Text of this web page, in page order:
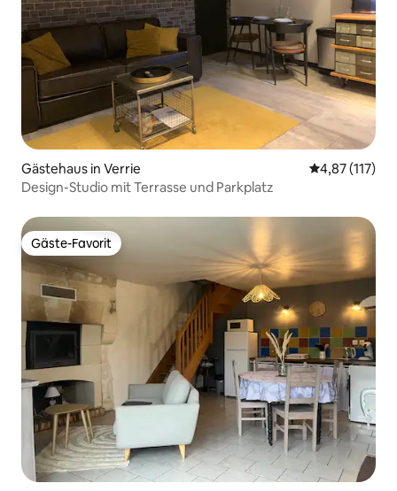
Gästehaus in Verrie
4,87 (117)
Design-Studio mit Terrasse und Parkplatz
Gäste-Favorit
Gäste-Favorit